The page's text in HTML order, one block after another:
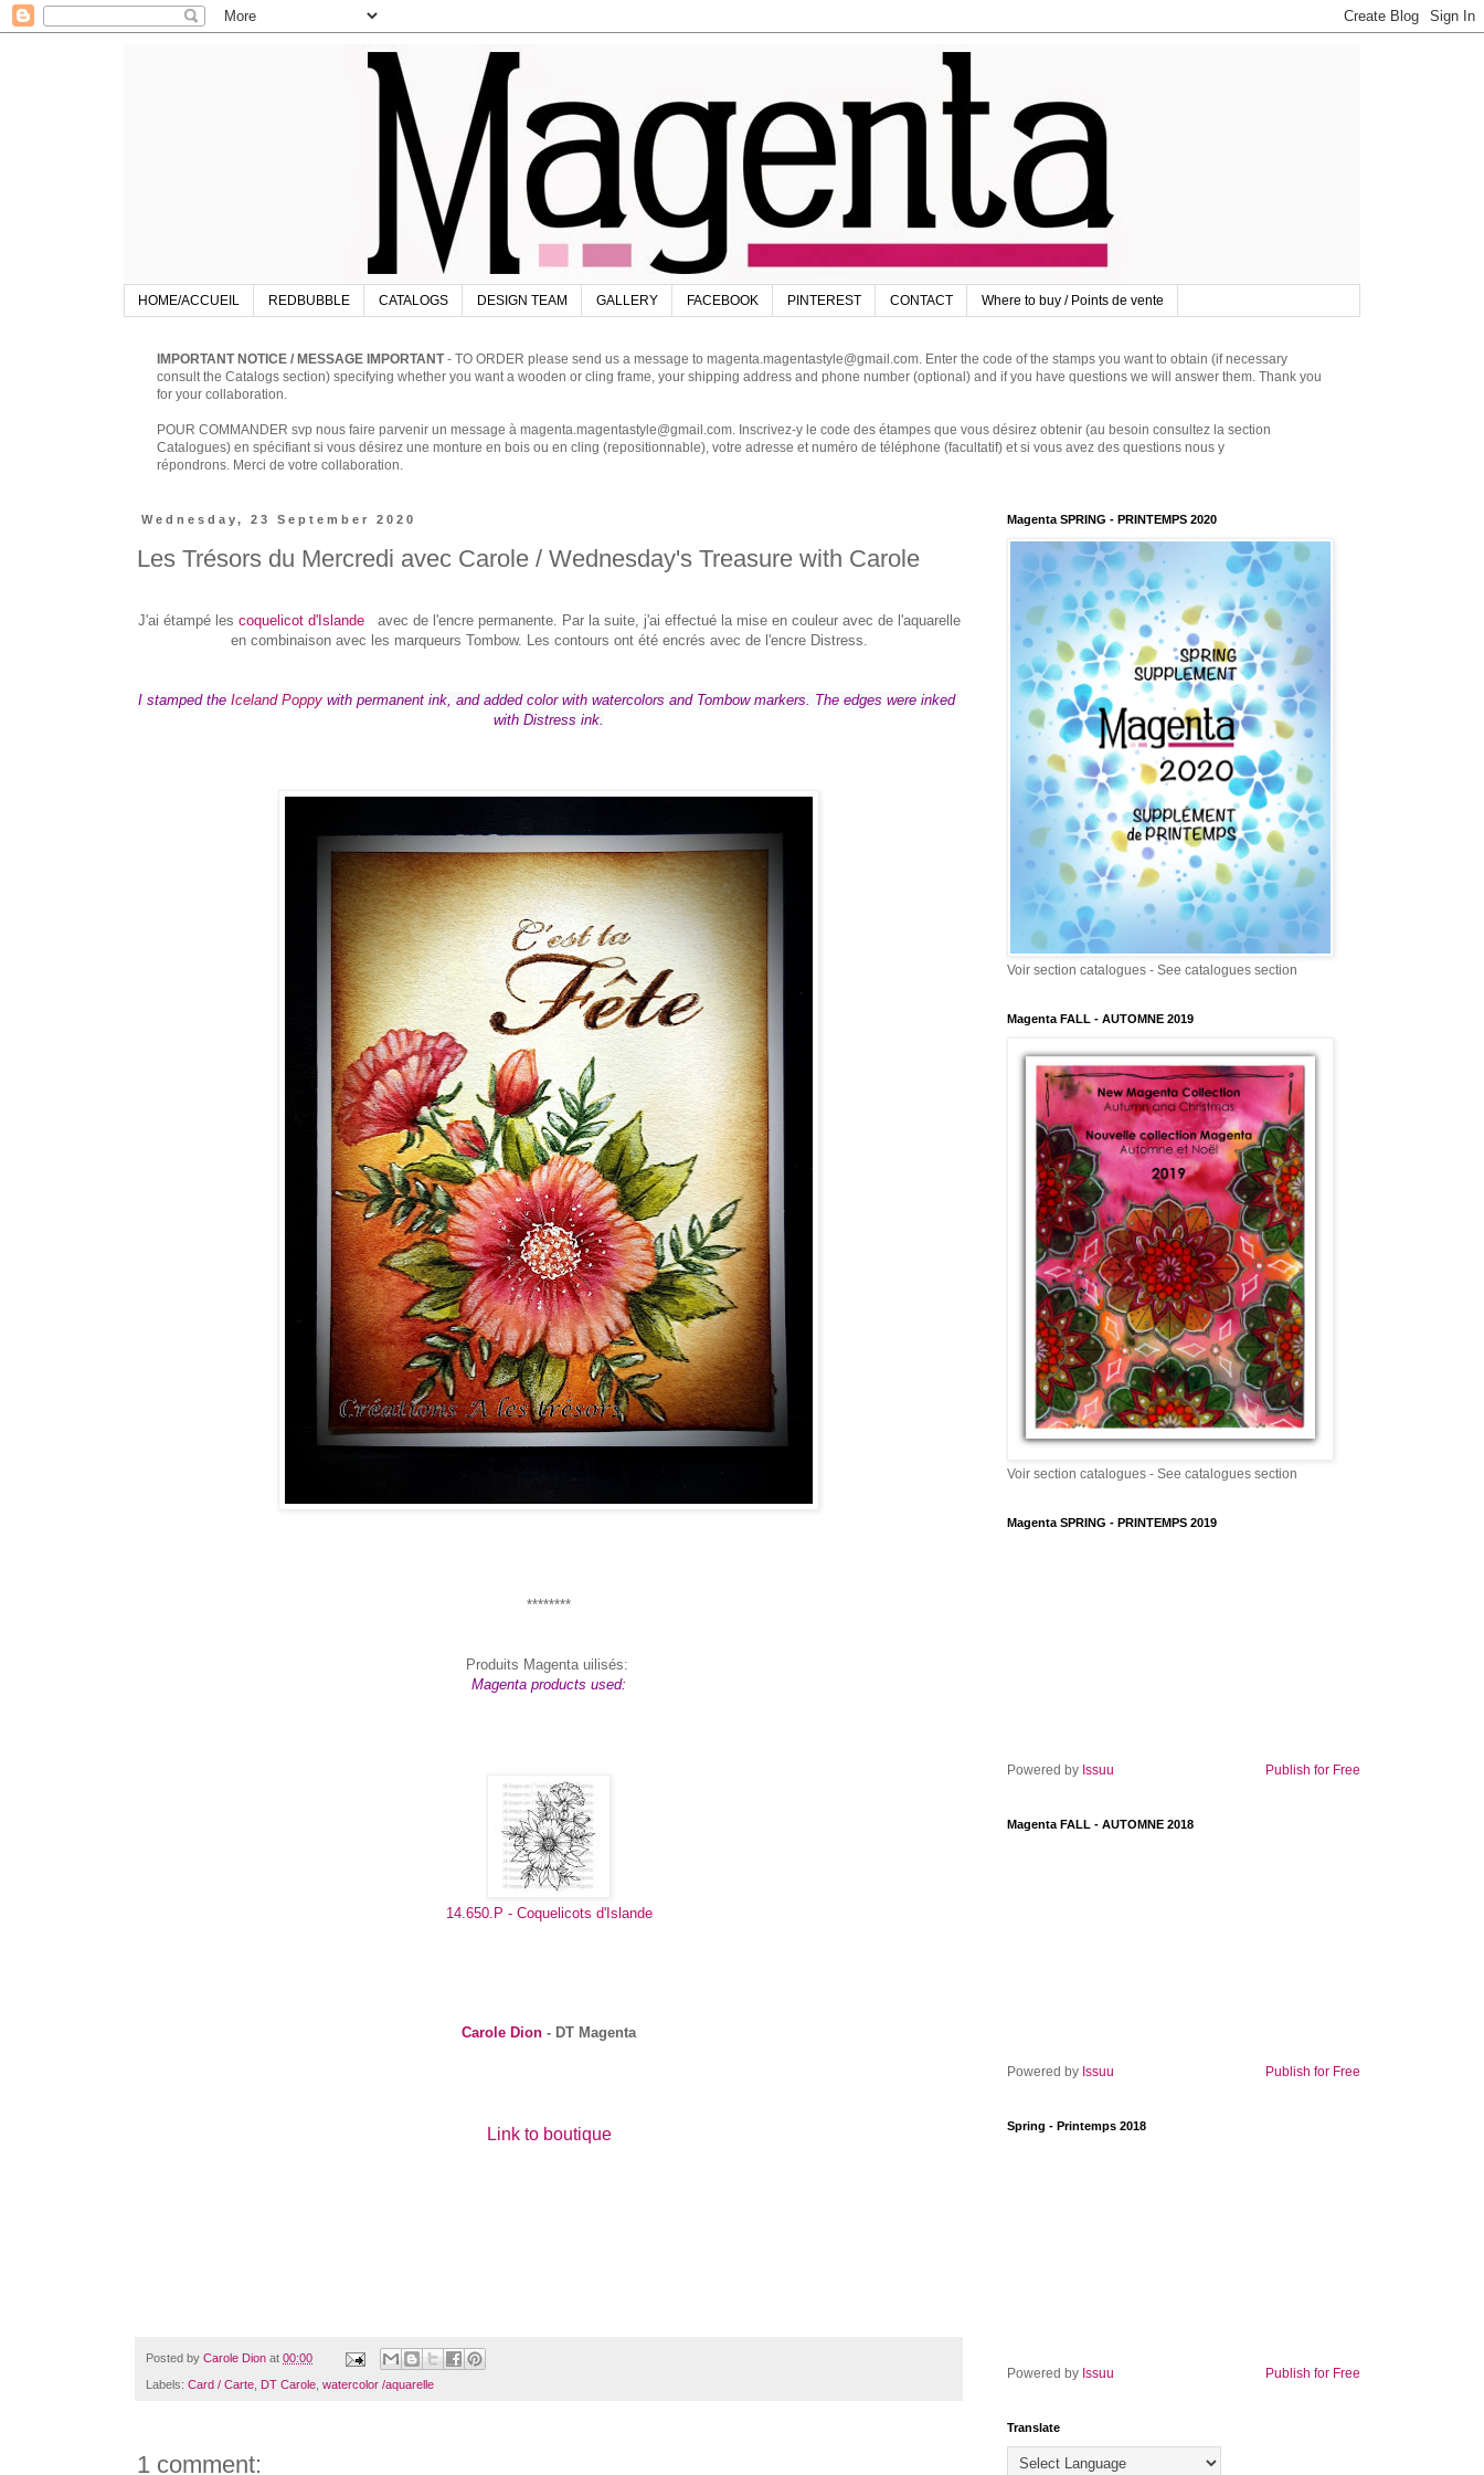
HOME/ACCUEIL REDBUBBLE CATALOGS DESIGN TEAM GALLERY FACEBOOK PINTEREST CONTACT Where to buy / Points de vente
IMPORTANT NOTICE / MESSAGE IMPORTANT- TO ORDER please send us a message to magenta.magentastyle@gmail.com. Enter the code of the stamps you want to obtain (if necessary
consult the Catalogs section) specifying whether you want a wooden or cling frame, your shipping address and phone number (optional) and if you have questions we will answer them. Thank you
for your collaboration.
POUR COMMANDER svp nous faire parvenir un message à magenta.magentastyle@gmail.com. Inscrivez-y le code des étampes que vous désirez obtenir (au besoin consultez la section
Catalogues) en spécifiant si vous désirez une monture en bois ou en cling (repositionnable), votre adresse et numéro de téléphone (facultatif) et si vous avez des questions nous y
répondrons. Merci de votre collaboration.
Wednesday, 23 September 2020
Les Trésors du Mercredi avec Carole / Wednesday's Treasure with Carole
J'ai étampé les coquelicot d'Islande
avec de l'encre permanente. Par la suite, j'ai effectué la mise en couleur avec de l'aquarelle
en combinaison avec les marqueurs Tombow. Les contours ont été encrés avec de l'encre Distress.
I stamped the Iceland Poppy with permanent ink, and added color with watercolors and Tombow markers. The edges were inked
with Distress ink.
********
Produits Magenta uilisés:
Magenta products used:
14.650.P - Coquelicots d'Islande
Carole Dion - DT Magenta
Link to boutique
Posted by Carole Dion at 00:00
Labels: Card / Carte, DT Carole, watercolor /aquarelle
1 comment:
Magenta SPRING - PRINTEMPS 2020
Voir section catalogues - See catalogues section
Magenta FALL - AUTOMNE 2019
Voir section catalogues - See catalogues section
Magenta SPRING - PRINTEMPS 2019
Powered by Issuu Publish for Free
Magenta FALL - AUTOMNE 2018
Powered by Issuu Publish for Free
Spring - Printemps 2018
Powered by Issuu Publish for Free
Translate